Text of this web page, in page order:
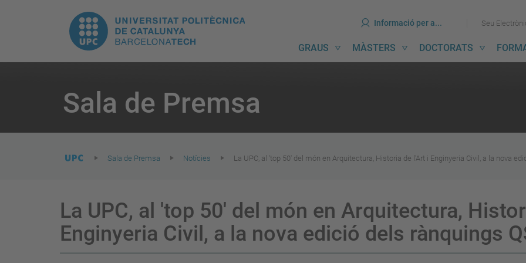
UPC.
Universitat
Politècnica
de
Catalunya
Ves
al
contingut
Ves
al
menú
Informació per a... Seu
Navegació
GRAUS MÀSTERS DOCTORATS
Sala de Premsa
are
here:
Sala de Premsa Notícies La UPC, al 'top 50' del món en Arquitectura, Historia de l'Art i Enginyeria Civil, a la nova
La UPC, al 'top 50' del món en Arquitectura,
Enginyeria Civil, a la nova edició dels rànquings